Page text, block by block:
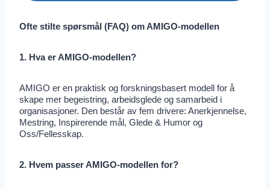
Ofte stilte spørsmål (FAQ) om AMIGO-modellen
1. Hva er AMIGO-modellen?
AMIGO er en praktisk og forskningsbasert modell for å
skape mer begeistring, arbeidsglede og samarbeid i
organisasjoner. Den består av fem drivere: Anerkjennelse,
Mestring, Inspirerende mål, Glede & Humor og
Oss/Fellesskap.
2. Hvem passer AMIGO-modellen for?